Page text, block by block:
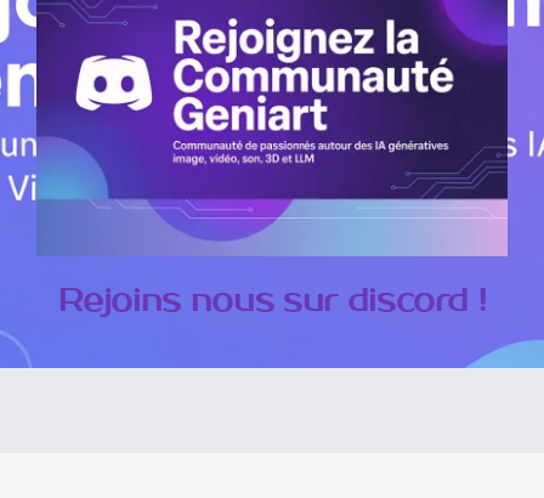
Rejoins nous sur discord !